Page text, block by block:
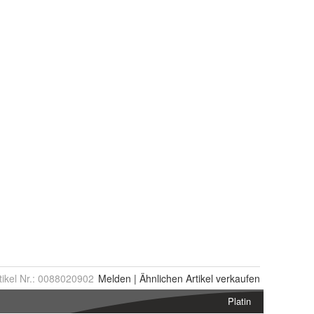
Nr.: 0088020902 Melden | Ähnlichen Artikel verkaufen
Platin